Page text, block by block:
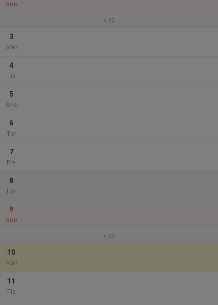
Sön
v.32
3
Mån
4
Tis
5
Ons
6
Tor
7
Fre
8
Lör
9
Sön
v.33
10
Mån
11
Tis